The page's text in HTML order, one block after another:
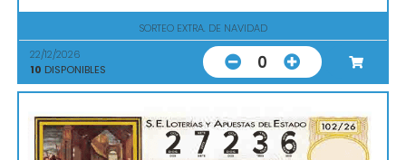
SORTEO EXTRA. DE NAVIDAD
22/12/2026
10 DISPONIBLES 0